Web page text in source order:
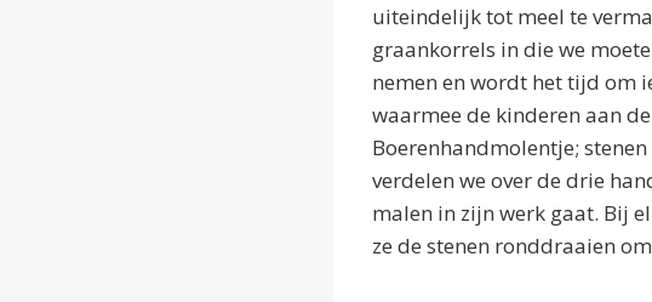
uiteindelijk tot meel te
graankorrels in die we
nemen en wordt het tijd om
waarmee de kinderen aan
Boerenhandmolentje;
verdelen we over de drie
malen in zijn werk gaat. Bij
ze de stenen ronddraaien